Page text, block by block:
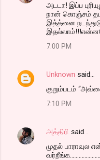
அடடா! இப்ப
நான் கொஞ்சம்
இத்த்னை
7:00 PM
Unknown said…
குறும்படம்
7:10 PM
அத்திரி said…
முதல்
வர்றீங்க.......................